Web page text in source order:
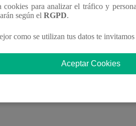
la atención de millones de
personas son capaces de hacer
de muy corta edad, cocinando
cookies para analizar el tráfico y
según el RGPD.
como se utilizan tus datos te
Aceptar Cookies